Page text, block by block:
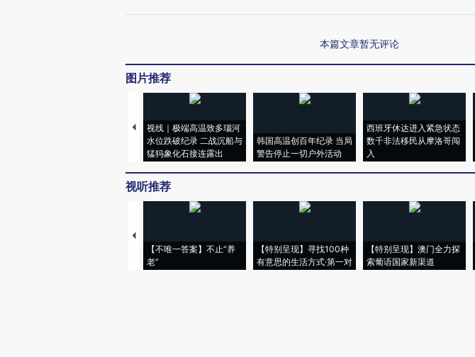
本篇文章暂无评论
图片推荐
视线｜极端高温致多瑙河
水位跌破纪录 二战沉船与
猛犸象化石接连露出
韩国高温创百年纪录 当局
警告停止一切户外活动
西班牙休达进入紧急状态
数千非法移民从摩洛哥闯
入
视听推荐
【不唯一答案】不止“养
老”
【特别呈现】寻找100种
有意思的生活方式·第一对
【特别呈现】澳门全力探
索葡语国家新渠道